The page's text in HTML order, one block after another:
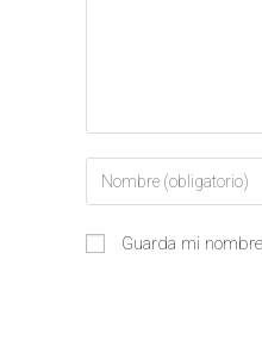
Guarda mi